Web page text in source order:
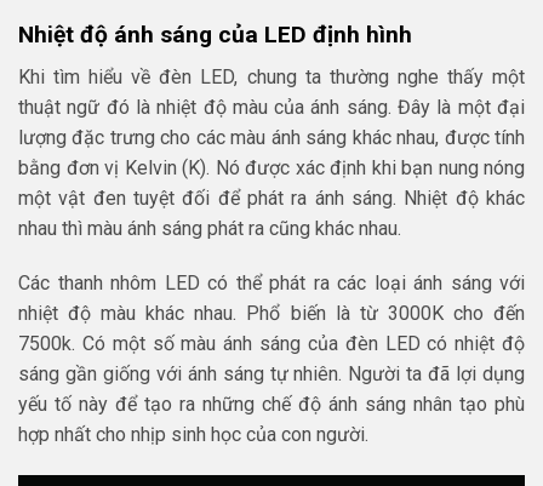
Nhiệt độ ánh sáng của LED định hình
Khi tìm hiểu về đèn LED, chung ta thường nghe thấy một
thuật ngữ đó là nhiệt độ màu của ánh sáng. Đây là một đại
lượng đặc trưng cho các màu ánh sáng khác nhau, được tính
bằng đơn vị Kelvin (K). Nó được xác định khi bạn nung nóng
một vật đen tuyệt đối để phát ra ánh sáng. Nhiệt độ khác
nhau thì màu ánh sáng phát ra cũng khác nhau.
Các thanh nhôm LED có thể phát ra các loại ánh sáng với
nhiệt độ màu khác nhau. Phổ biến là từ 3000K cho đến
7500k. Có một số màu ánh sáng của đèn LED có nhiệt độ
sáng gần giống với ánh sáng tự nhiên. Người ta đã lợi dụng
yếu tố này để tạo ra những chế độ ánh sáng nhân tạo phù
hợp nhất cho nhịp sinh học của con người.